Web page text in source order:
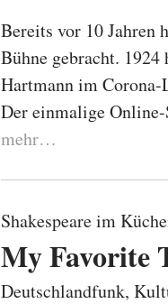
Bereits vor 10 Jahren
Bühne gebracht.
Hartmann im Corona-
Der einmalige
mehr…
Shakespeare im
My Favorite
Deutschlandfunk,